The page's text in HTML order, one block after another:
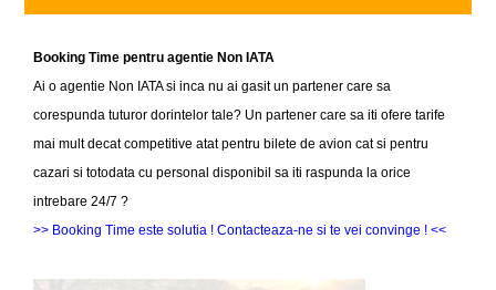
Booking Time pentru agentie Non IATA
Ai o agentie Non IATA si inca nu ai gasit un partener care sa
corespunda tuturor dorintelor tale? Un partener care sa iti ofere tarife
mai mult decat competitive atat pentru bilete de avion cat si pentru
cazari si totodata cu personal disponibil sa iti raspunda la orice
intrebare 24/7 ?
>> Booking Time este solutia ! Contacteaza-ne si te vei convinge ! <<